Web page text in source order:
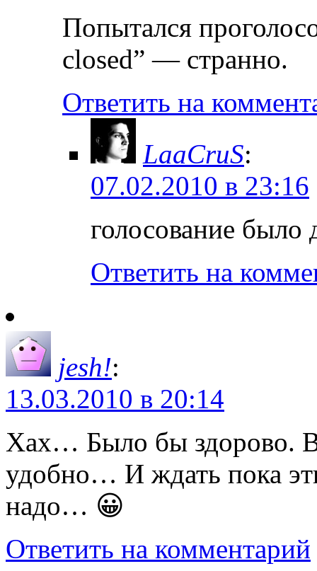
Попытался
closed” — странно.
Ответить на
LaaCruS:
07.02.2010 в 23:16
голосование было
Ответить на
jesh!:
13.03.2010 в 20:14
Хах… Было бы здорово.
удобно… И ждать пока
надо… 😀
Ответить на комментарий